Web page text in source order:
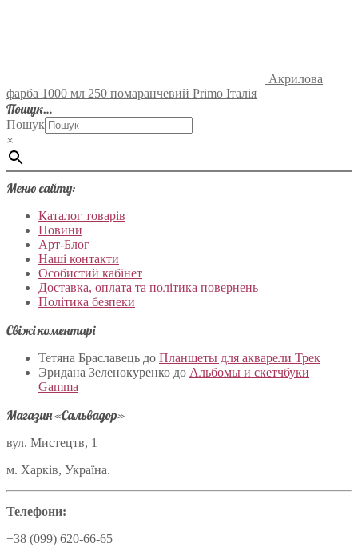
Акрилова
фарба 1000 мл 250 помаранчевий Primo Італія
Пошук…
Пошук
×
Меню сайту:
Каталог товарів
Новини
Арт-Блог
Наші контакти
Особистий кабінет
Доставка, оплата та політика повернень
Політика безпеки
Свіжі коментарі
Тетяна Браславець до Планшеты для акварели Трек
Эридана Зеленокуренко до Альбомы и скетчбуки
Gamma
Магазин «Сальвадор»
вул. Мистецтв, 1
м. Харків, Україна.
Телефони:
+38 (099) 620-66-65